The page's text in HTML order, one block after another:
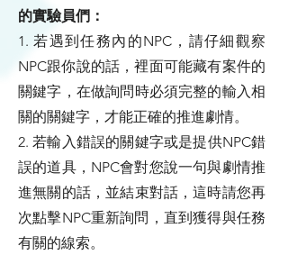
的實驗員們：
1. 若遇到任務內的NPC，請仔細觀察
NPC跟你說的話，裡面可能藏有案件的
關鍵字，在做詢問時必須完整的輸入相
關的關鍵字，才能正確的推進劇情。
2. 若輸入錯誤的關鍵字或是提供NPC錯
誤的道具，NPC會對您說一句與劇情推
進無關的話，並結束對話，這時請您再
次點擊NPC重新詢問，直到獲得與任務
有關的線索。